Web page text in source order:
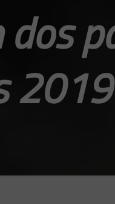
2019